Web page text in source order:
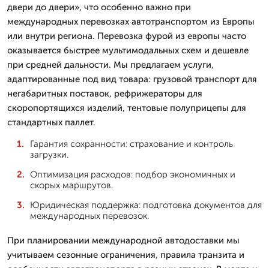
двери до двери», что особенно важно при
международных перевозках автотранспортом из Европы
или внутри региона. Перевозка фурой из европы часто
оказывается быстрее мультимодальных схем и дешевле
при средней дальности. Мы предлагаем услуги,
адаптированные под вид товара: грузовой транспорт для
негабаритных поставок, рефрижераторы для
скоропортящихся изделий, тентовые полуприцепы для
стандартных паллет.
Гарантия сохранности: страхование и контроль
загрузки.
Оптимизация расходов: подбор экономичных и
скорых маршрутов.
Юридическая поддержка: подготовка документов для
международных перевозок.
При планировании международной автодоставки мы
учитываем сезонные ограничения, правила транзита и